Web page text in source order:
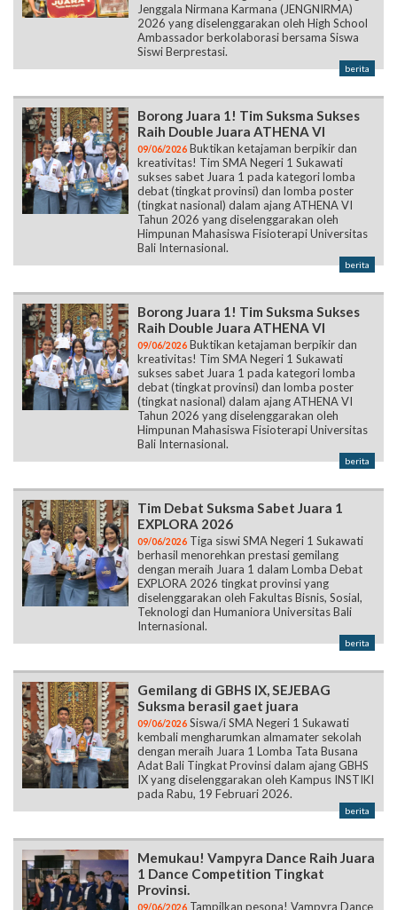
Jenggala Nirmana Karmana (JENGNIRMA)
2026 yang diselenggarakan oleh High School
Ambassador berkolaborasi bersama Siswa
Siswi Berprestasi.
berita
Borong Juara 1! Tim Suksma Sukses
Raih Double Juara ATHENA VI
09/06/2026 Buktikan ketajaman berpikir dan
kreativitas! Tim SMA Negeri 1 Sukawati
sukses sabet Juara 1 pada kategori lomba
debat (tingkat provinsi) dan lomba poster
(tingkat nasional) dalam ajang ATHENA VI
Tahun 2026 yang diselenggarakan oleh
Himpunan Mahasiswa Fisioterapi Universitas
Bali Internasional.
berita
Borong Juara 1! Tim Suksma Sukses
Raih Double Juara ATHENA VI
09/06/2026 Buktikan ketajaman berpikir dan
kreativitas! Tim SMA Negeri 1 Sukawati
sukses sabet Juara 1 pada kategori lomba
debat (tingkat provinsi) dan lomba poster
(tingkat nasional) dalam ajang ATHENA VI
Tahun 2026 yang diselenggarakan oleh
Himpunan Mahasiswa Fisioterapi Universitas
Bali Internasional.
berita
Tim Debat Suksma Sabet Juara 1
EXPLORA 2026
09/06/2026 Tiga siswi SMA Negeri 1 Sukawati
berhasil menorehkan prestasi gemilang
dengan meraih Juara 1 dalam Lomba Debat
EXPLORA 2026 tingkat provinsi yang
diselenggarakan oleh Fakultas Bisnis, Sosial,
Teknologi dan Humaniora Universitas Bali
Internasional.
berita
Gemilang di GBHS IX, SEJEBAG
Suksma berasil gaet juara
09/06/2026 Siswa/i SMA Negeri 1 Sukawati
kembali mengharumkan almamater sekolah
dengan meraih Juara 1 Lomba Tata Busana
Adat Bali Tingkat Provinsi dalam ajang GBHS
IX yang diselenggarakan oleh Kampus INSTIKI
pada Rabu, 19 Februari 2026.
berita
Memukau! Vampyra Dance Raih Juara
1 Dance Competition Tingkat
Provinsi.
09/06/2026 Tampilkan pesona! Vampyra Dance